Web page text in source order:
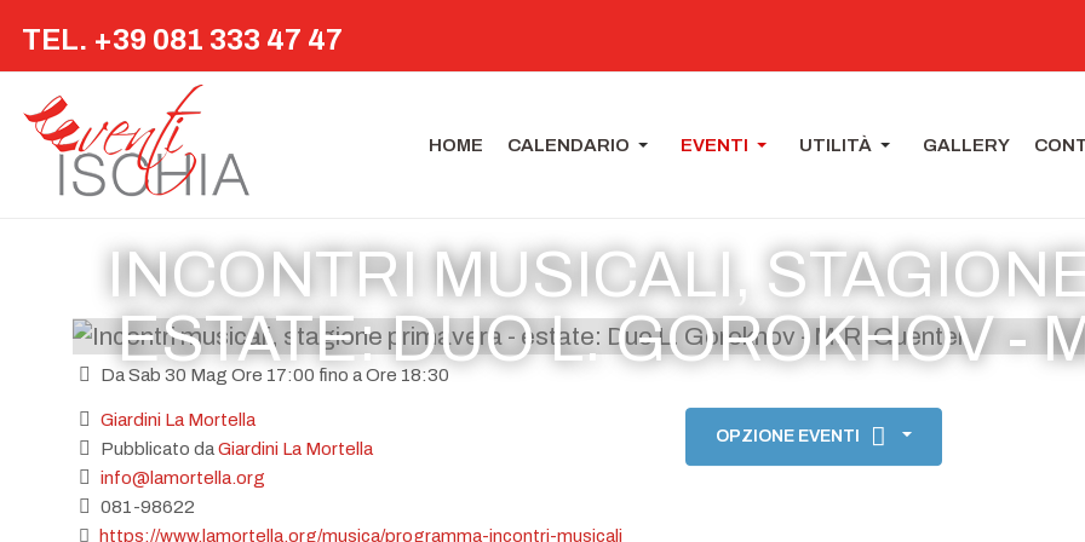
TEL. +39 081 333 47 47
HOME CALENDARIO EVENTI UTILITÀ GALLERY
INCONTRI MUSICALI,
ESTATE: DUO L. GOROKHOV -
OPZIONE EVENTI
Da Sab 30 Mag Ore 17:00 fino a Ore 18:30
Giardini La Mortella
Pubblicato daGiardini La Mortella
info@lamortella.org
081-98622
https://www.lamortella.org/musica/programma-incontri-musicali